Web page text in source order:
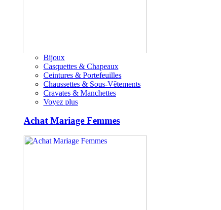
Bijoux
Casquettes & Chapeaux
Ceintures & Portefeuilles
Chaussettes & Sous-Vêtements
Cravates & Manchettes
Voyez plus
Achat Mariage Femmes